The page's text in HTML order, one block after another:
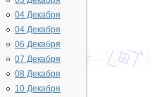
04 Декабря
04 Декабря
06 Декабря
07 Декабря
08 Декабря
10 Декабря